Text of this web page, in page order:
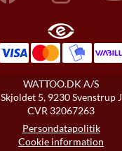
WATTOO.DK A/S
Skjoldet 5, 9230 Svenstrup J
CVR 32067263
Persondatapolitik
Cookie information